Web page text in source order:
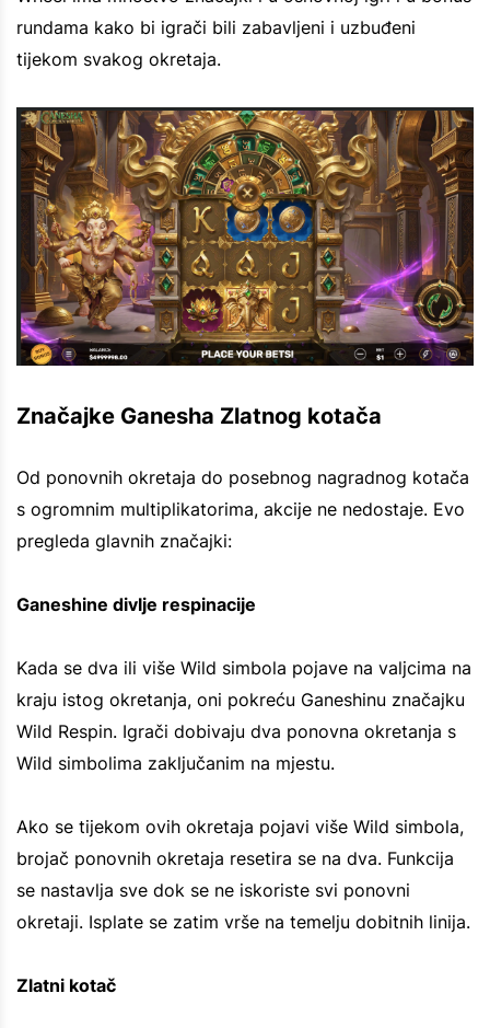
rundama kako bi igrači bili zabavljeni i uzbuđeni
tijekom svakog okretaja.
Značajke Ganesha Zlatnog kotača
Od ponovnih okretaja do posebnog nagradnog kotača
s ogromnim multiplikatorima, akcije ne nedostaje. Evo
pregleda glavnih značajki:
Ganeshine divlje respinacije
Kada se dva ili više Wild simbola pojave na valjcima na
kraju istog okretanja, oni pokreću Ganeshinu značajku
Wild Respin. Igrači dobivaju dva ponovna okretanja s
Wild simbolima zaključanim na mjestu.
Ako se tijekom ovih okretaja pojavi više Wild simbola,
brojač ponovnih okretaja resetira se na dva. Funkcija
se nastavlja sve dok se ne iskoriste svi ponovni
okretaji. Isplate se zatim vrše na temelju dobitnih linija.
Zlatni kotač